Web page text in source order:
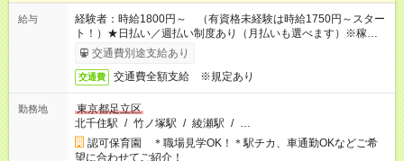
給与
経験者：時給1800円～ （有資格未経験は時給1750円～スター
ト！）★日払い／週払い制度あり（月払いも選べます）※稼働開
始時は手続き完了次第のお支払いとなります★フルタイムできる
方は100円アップ！
交通費別途支給あり
交通費 交通費全額支給 ※規定あり
勤務地
東京都足立区
北千住駅 / 竹ノ塚駅 / 綾瀬駅 / …
認可保育園 ＊職場見学OK！＊駅チカ、車通勤OKなどご希
望に合わせてご紹介！